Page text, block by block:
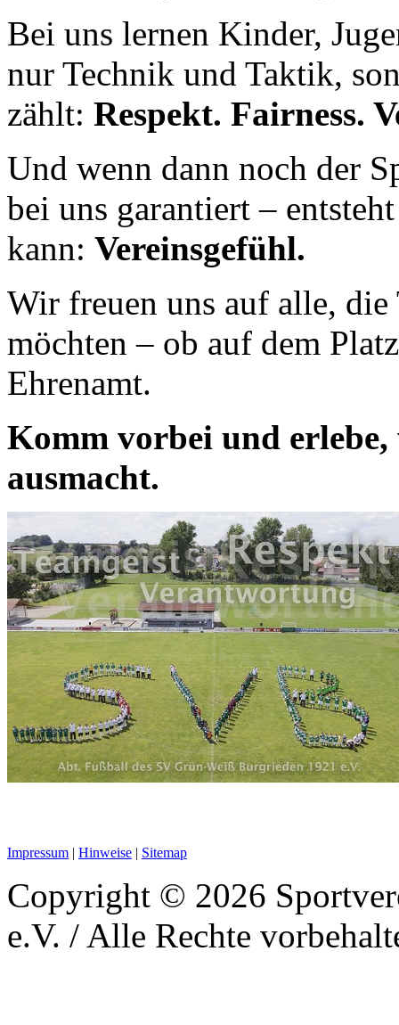
Bei uns lernen Kinder,
nur Technik und Taktik,
zählt: Respekt. Fairness.
Und wenn dann noch der
bei uns garantiert –
kann: Vereinsgefühl.
Wir freuen uns auf alle,
möchten – ob auf dem
Ehrenamt.
Komm vorbei und
ausmacht.
Impressum | Hinweise | Sitemap
Copyright © 2026
e.V. / Alle Rechte